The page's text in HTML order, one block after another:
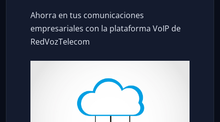
Ahorra en tus comunicaciones
empresariales con la plataforma VoIP de
RedVozTelecom